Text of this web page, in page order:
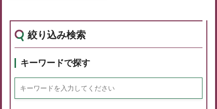
絞り込み検索
キーワードで探す